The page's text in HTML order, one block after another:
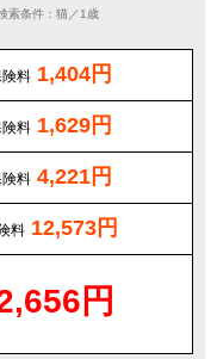
索条件：猫／1歳
険料 1,404円
険料 1,629円
険料 4,221円
料 12,573円
円